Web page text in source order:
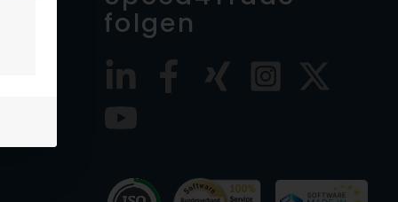
folgen